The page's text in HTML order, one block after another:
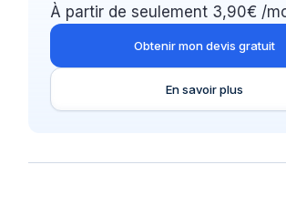
À partir de seulement 3,90€ /
Obtenir mon devis gratuit
En savoir plus